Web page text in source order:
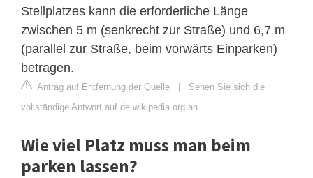
Stellplatzes kann die erforderliche Länge
zwischen 5 m (senkrecht zur Straße) und 6,7 m
(parallel zur Straße, beim vorwärts Einparken)
betragen.
Antrag auf Entfernung der Quelle | Sehen Sie sich die
vollständige Antwort auf de.wikipedia.org an
Wie viel Platz muss man beim
parken lassen?